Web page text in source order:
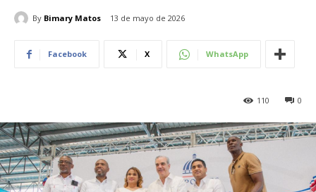
By Bimary Matos 13 de mayo de 2026
Facebook X WhatsApp
0
110